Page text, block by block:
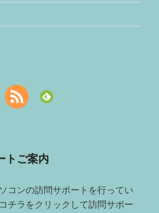
トご案内
コンの訪問サポートを行ってい
チラをクリックして訪問サポー